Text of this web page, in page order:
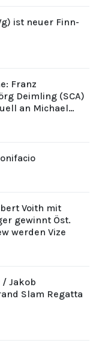
ist neuer Finn-
Franz
Deimling (SCA)
an Michael
Voith mit
gewinnt Öst.
werden Vize
Jakob
Slam Regatta